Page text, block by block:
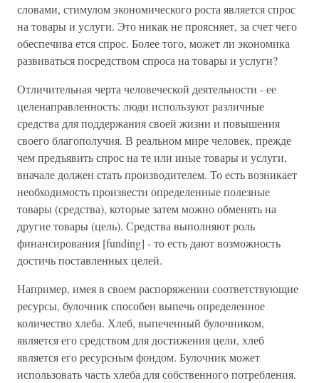
словами, стимулом экономического роста является спрос
на товары и услуги. Это никак не проясняет, за счет чего
обеспечива ется спрос. Более того, может ли экономика
развиваться посредством спроса на товары и услуги?
Отличительная черта человеческой деятельности - ее
целенаправленность: люди используют различные
средства для поддержания своей жизни и повышения
своего благополучия. В реальном мире человек, прежде
чем предъявить спрос на те или иные товары и услуги,
вначале должен стать производителем. То есть возникает
необходимость произвести определенные полезные
товары (средства), которые затем можно обменять на
другие товары (цель). Средства выполняют роль
финансирования [funding] - то есть дают возможность
достичь поставленных целей.
Например, имея в своем распоряжении соответствующие
ресурсы, булочник способен выпечь определенное
количество хлеба. Хлеб, выпеченный булочником,
является его средством для достижения цели, хлеб
является его ресурсным фондом. Булочник может
использовать часть хлеба для собственного потребления.